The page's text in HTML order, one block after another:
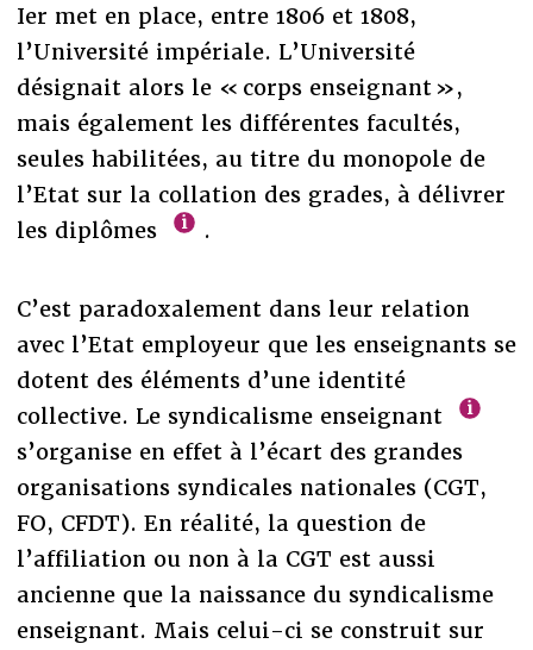
Ier met en place, entre 1806 et 1808,
l’Université impériale. L’Université
désignait alors le « corps enseignant »,
mais également les différentes facultés,
seules habilitées, au titre du monopole de
l’Etat sur la collation des grades, à délivrer
les diplômes
.
C’est paradoxalement dans leur relation
avec l’Etat employeur que les enseignants se
dotent des éléments d’une identité
collective. Le syndicalisme enseignant
s’organise en effet à l’écart des grandes
organisations syndicales nationales (CGT,
FO, CFDT). En réalité, la question de
l’affiliation ou non à la CGT est aussi
ancienne que la naissance du syndicalisme
enseignant. Mais celui-ci se construit sur